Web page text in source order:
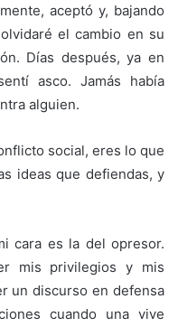
aceptó y, bajando
el cambio en su
Días después, ya en
asco. Jamás había
alguien.
social, eres lo que
ideas que defiendas, y
cara es la del opresor.
mis privilegios y mis
un discurso en defensa
cuando una vive